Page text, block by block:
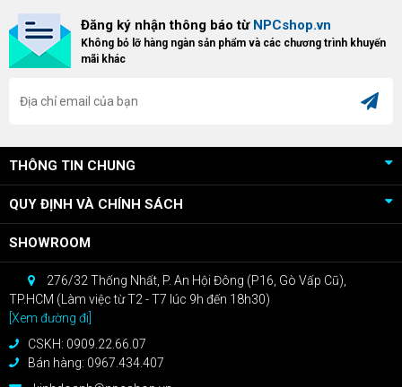
khách hàng sở hữu VGA Radeon
RX 9070 / RX 9070 XT.
dòng ghế Gaming cao cấp nhất,
bạn sẽ nhận ngay quà tặng trị giá
Đăng ký nhận thông báo từ NPCshop.vn
Không bỏ lỡ hàng ngàn sản phẩm và các chương trình khuyến
mãi khác
THÔNG TIN CHUNG
QUY ĐỊNH VÀ CHÍNH SÁCH
SHOWROOM
276/32 Thống Nhất, P. An Hội Đông (P16, Gò Vấp Cũ),
TP.HCM (Làm việc từ T2 - T7 lúc 9h đến 18h30)
[Xem đường đi]
CSKH: 0909.22.66.07
Bán hàng: 0967.434.407